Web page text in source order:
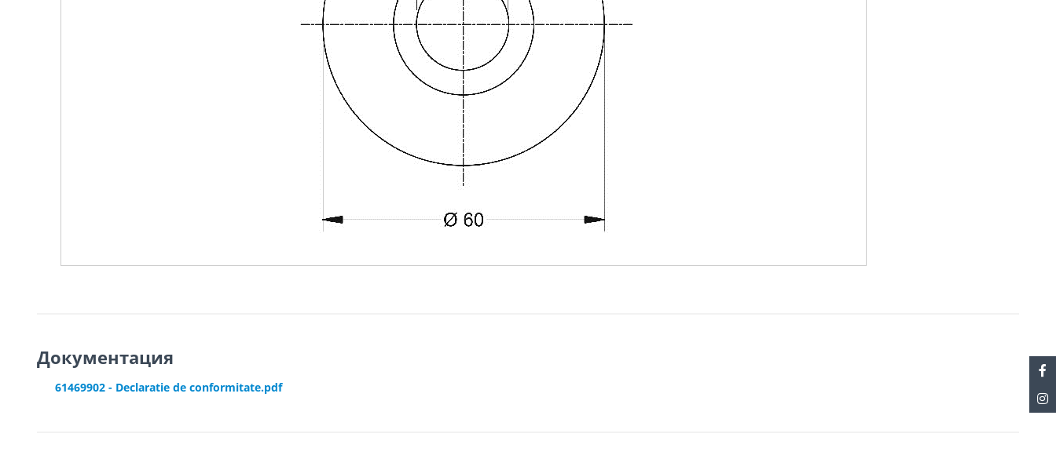
Документация
61469902 - Declaratie de conformitate.pdf